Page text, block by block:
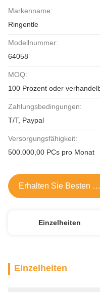
Markenname:
Ringentle
Modellnummer:
64058
MOQ:
100 Prozent oder
Zahlungsbedingungen:
T/T, Paypal
Versorgungsfähigkeit:
500.000,00 PCs pro Monat
Erhalten Sie Besten
Einzelheiten
Einzelheiten